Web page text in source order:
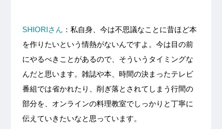
SHIORIさん ：私自身、今は不思議なことに昔ほど本
を作りたいという情熱がないんですよ。今は目の前
にやるべきことがあるので、そういうタイミングな
んだと思います。雑誌や本、時間の決まったテレビ
番組では省かれたり、削ぎ落とされてしまう行間の
部分を、オンラインの料理教室でしっかりと丁寧に
伝えていきたいなと思っています。